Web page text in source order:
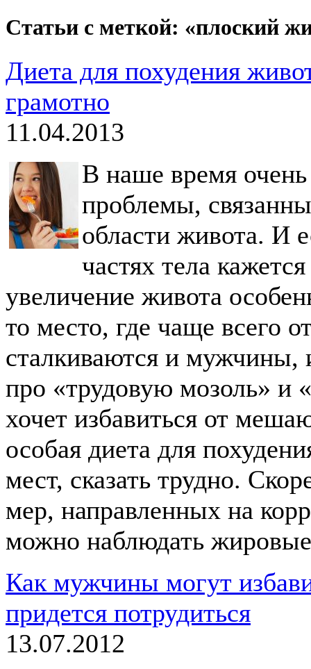
Статьи с меткой: «плоский
Диета для похудения
грамотно
11.04.2013
В наше время
проблемы,
области живота. И
частях тела
увеличение живота
то место, где чаще всего
сталкиваются и
про «трудовую мозоль» и
хочет избавиться от
особая диета для
мест, сказать трудно.
мер, направленных на
можно наблюдать
Как мужчины могут
придется потрудиться
13.07.2012